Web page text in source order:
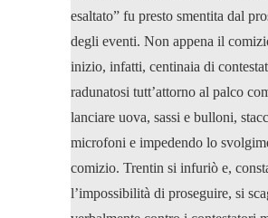
esaltato” fu presto smentita dal
degli eventi. Non appena il
inizio, infatti, centinaia di
radunatosi tutt’attorno al palco
lanciare uova, sassi e bulloni,
microfoni e impedendo lo
comizio. Trentin si infuriò e,
l’impossibilità di proseguire, si